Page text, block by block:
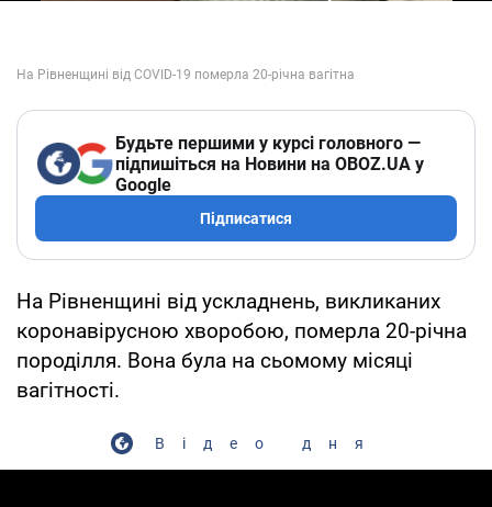
Будьте першими у курсі головного —
підпишіться на Новини на OBOZ.UA у
Google
Підписатися
На Рівненщині від ускладнень, викликаних
коронавірусною хворобою, померла 20-річна
породілля. Вона була на сьомому місяці
вагітності.
Відео дня